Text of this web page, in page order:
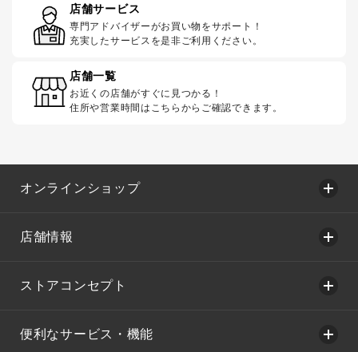
店舗サービス
専門アドバイザーがお買い物をサポート！
充実したサービスを是非ご利用ください。
店舗一覧
お近くの店舗がすぐに見つかる！
住所や営業時間はこちらからご確認できます。
オンラインショップ
店舗情報
ストアコンセプト
便利なサービス・機能